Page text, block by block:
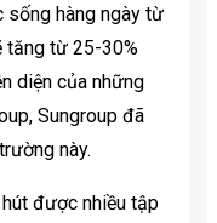
sống hàng ngày từ
tăng từ 25-30%
diện của những
Sungroup đã
này.
được nhiều tập